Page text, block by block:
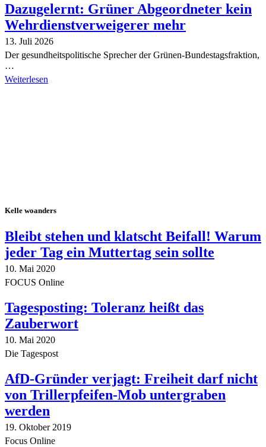
Dazugelernt: Grüner Abgeordneter kein
Wehrdienstverweigerer mehr
13. Juli 2026
Der gesundheitspolitische Sprecher der Grünen-Bundestagsfraktion,
…
Weiterlesen
Kelle woanders
Bleibt stehen und klatscht Beifall! Warum
jeder Tag ein Muttertag sein sollte
10. Mai 2020
FOCUS Online
Tagesposting: Toleranz heißt das
Zauberwort
10. Mai 2020
Die Tagespost
AfD-Gründer verjagt: Freiheit darf nicht
von Trillerpfeifen-Mob untergraben
werden
19. Oktober 2019
Focus Online